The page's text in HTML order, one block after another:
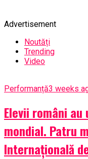
Advertisement
Noutăți
Trending
Video
Performanță3 weeks
Elevii români
mondial. Patru
Internațională